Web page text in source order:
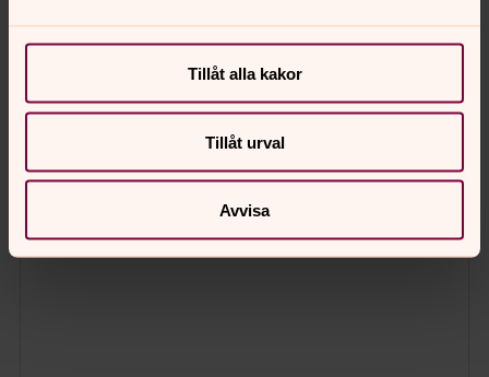
Tillåt alla kakor
Tillåt urval
Avvisa